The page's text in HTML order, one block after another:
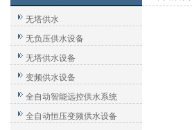
无塔供水
无负压供水设备
无塔供水设备
变频供水设备
全自动智能远控供水系统
全自动恒压变频供水设备